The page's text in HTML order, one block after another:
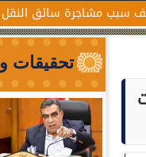
النقل الذكي
تحقيقات